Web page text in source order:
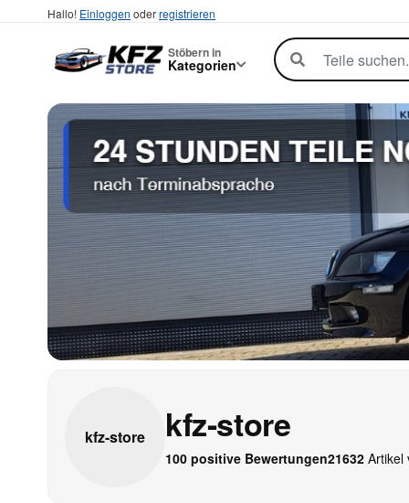
Hallo! Einloggen oderregistrieren
Stöbern in
Kategorien
kfz-store kfz-store
100 positive Bewertungen21632 Artikel